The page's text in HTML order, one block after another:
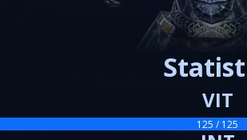
VIT
125 / 125